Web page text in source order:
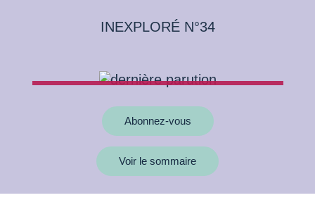
INEXPLORÉ N°34
Abonnez-vous
Voir le sommaire